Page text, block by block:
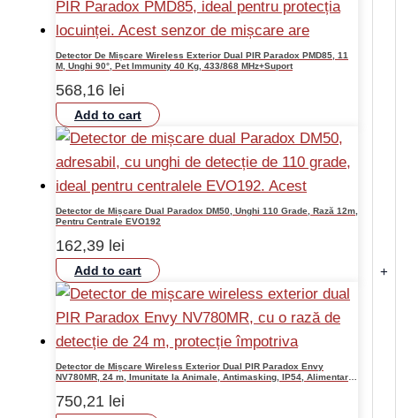
+
Detector De Mișcare Wireless Exterior Dual PIR Paradox PMD85, 11
M, Unghi 90°, Pet Immunity 40 Kg, 433/868 MHz+Suport
568,16 lei
Add to cart
Detector de Mișcare Dual Paradox DM50, Unghi 110 Grade, Rază 12m,
Pentru Centrale EVO192
162,39 lei
Add to cart
Detector de Mișcare Wireless Exterior Dual PIR Paradox Envy
NV780MR, 24 m, Imunitate la Animale, Antimasking, IP54, Alimentare
750,21 lei